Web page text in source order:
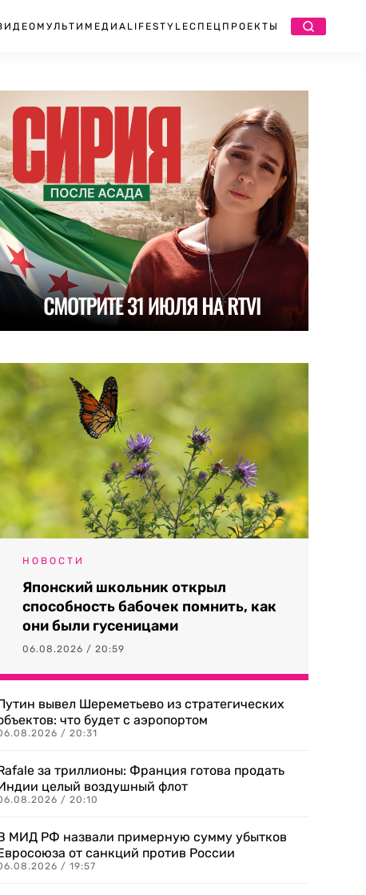
МУЛЬТИМЕДИА LIFESTYLEСПЕЦПРОЕКТЫ
НОВОСТИ
Японский школьник открыл
способность бабочек помнить, как
они были гусеницами
06.08.2026 / 20:59
вывел Шереметьево из стратегических
что будет с аэропортом
/ 20:31
за триллионы: Франция готова продать
целый воздушный флот
/ 20:10
МИД РФ назвали примерную сумму убытков
от санкций против России
/ 19:57